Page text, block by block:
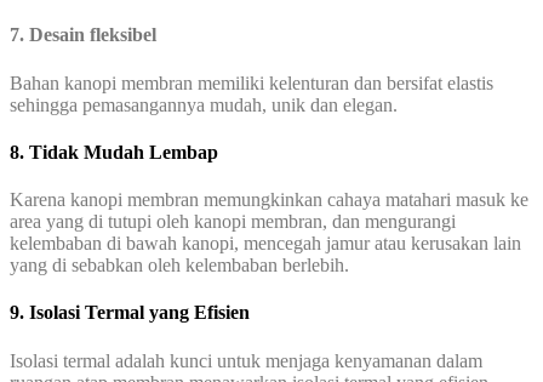
7. Desain fleksibel
Bahan kanopi membran memiliki kelenturan dan bersifat elastis
sehingga pemasangannya mudah, unik dan elegan.
8. Tidak Mudah Lembap
Karena kanopi membran memungkinkan cahaya matahari masuk ke
area yang di tutupi oleh kanopi membran, dan mengurangi
kelembaban di bawah kanopi, mencegah jamur atau kerusakan lain
yang di sebabkan oleh kelembaban berlebih.
9. Isolasi Termal yang Efisien
Isolasi termal adalah kunci untuk menjaga kenyamanan dalam